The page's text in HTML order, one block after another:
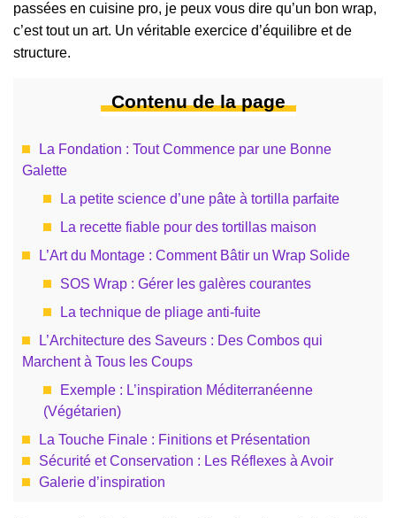
passées en cuisine pro, je peux vous dire qu’un bon wrap,
c’est tout un art. Un véritable exercice d’équilibre et de
structure.
Contenu de la page
La Fondation : Tout Commence par une Bonne
Galette
La petite science d’une pâte à tortilla parfaite
La recette fiable pour des tortillas maison
L’Art du Montage : Comment Bâtir un Wrap Solide
SOS Wrap : Gérer les galères courantes
La technique de pliage anti-fuite
L’Architecture des Saveurs : Des Combos qui
Marchent à Tous les Coups
Exemple : L’inspiration Méditerranéenne
(Végétarien)
La Touche Finale : Finitions et Présentation
Sécurité et Conservation : Les Réflexes à Avoir
Galerie d’inspiration